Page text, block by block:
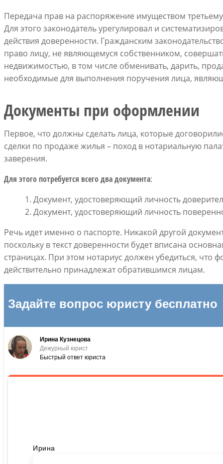
Передача прав на распоряжение имуществом
Для этого законодатель урегулировал и
действия доверенности. Гражданским
право лицу, не являющемуся собственником,
недвижимостью, в том числе обменивать, дарить,
необходимые для выполнения поручения лица,
Документы при оформлении
Первое, что должны сделать лица, которые
сделки по продаже жилья – поход в нотариальную
заверения.
Для этого потребуется всего два документа:
Документ, удостоверяющий личность
Документ, удостоверяющий личность
Речь идет именно о паспорте. Никакой другой
поскольку в текст доверенности будет вписана
страницах. При этом нотариус должен убедиться, что
действительно принадлежат обратившимся лицам.